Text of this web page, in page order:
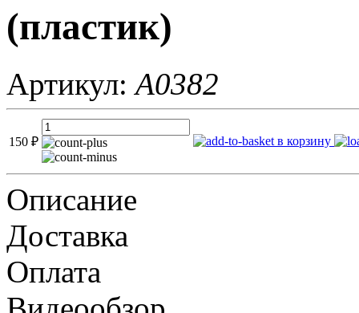
(пластик)
Артикул:A0382
150 ₽ в корзину
Описание
Доставка
Оплата